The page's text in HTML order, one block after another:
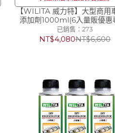
【WILITA 威力特】大型商用
添加劑1000ml(6入量販優惠
已銷售：273
NT$4,080NT$6,600